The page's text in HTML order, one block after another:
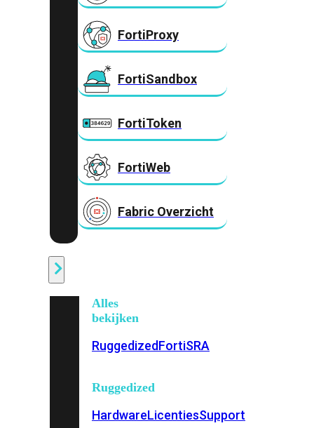
FortiProxy
FortiSandbox
FortiToken
FortiWeb
Fabric Overzicht
Alles
bekijken
RuggedizedFortiSRA
Ruggedized
HardwareLicentiesSupport